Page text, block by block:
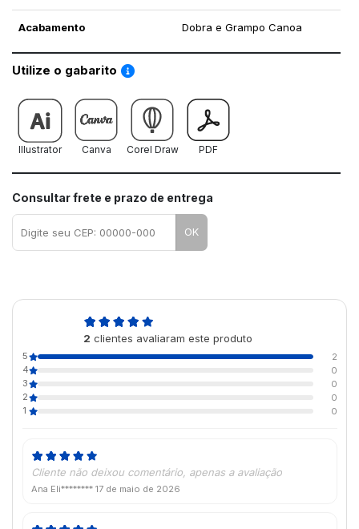
Acabamento Dobra e Grampo Canoa
Utilize o gabarito Saiba como utilizar os nossos gabaritos
Illustrator Canva Corel Draw PDF
Consultar frete e prazo de entrega
OK
2 clientes avaliaram este produto
5
2
4
0
3
0
2
0
1
0
Cliente não deixou comentário, apenas a avaliação
Ana Eli******** 17 de maio de 2026